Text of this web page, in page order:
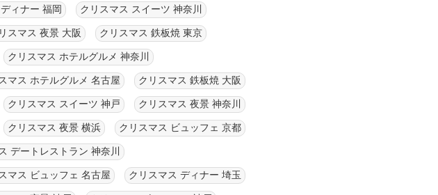
ィナー 福岡 クリスマス スイーツ 神奈川
スマス 夜景 大阪 クリスマス 鉄板焼 東京
クリスマス ホテルグルメ 神奈川
マス ホテルグルメ 名古屋 クリスマス 鉄板焼 大阪
クリスマス スイーツ 神戸 クリスマス 夜景 神奈川
クリスマス 夜景 横浜 クリスマス ビュッフェ 京都
デートレストラン 神奈川
マス ビュッフェ 名古屋 クリスマス ディナー 埼玉